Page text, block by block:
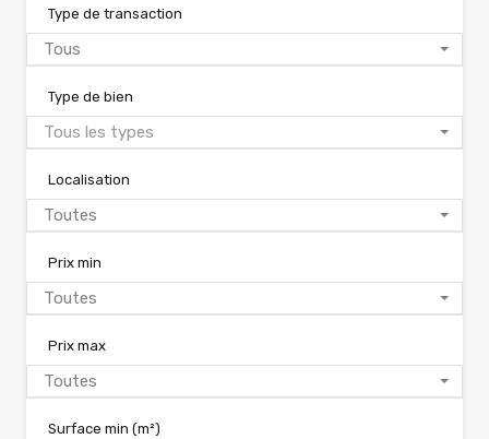
Type de transaction
Tous
Type de bien
Tous les types
Localisation
Toutes
Prix min
Toutes
Prix max
Toutes
Surface min (m²)